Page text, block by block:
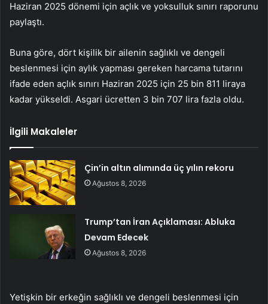
Haziran 2025 dönemi için açlık ve yoksulluk sınırı raporunu
paylaştı.
Buna göre, dört kişilik bir ailenin sağlıklı ve dengeli
beslenmesi için aylık yapması gereken harcama tutarını
ifade eden açlık sınırı Haziran 2025 için 25 bin 811 liraya
kadar yükseldi. Asgari ücretten 3 bin 707 lira fazla oldu.
İlgili Makaleler
Çin’in altın alımında üç yılın rekoru
Ağustos 8, 2026
Trump’tan İran Açıklaması: Abluka
Devam Edecek
Ağustos 8, 2026
Yetişkin bir erkeğin sağlıklı ve dengeli beslenmesi için